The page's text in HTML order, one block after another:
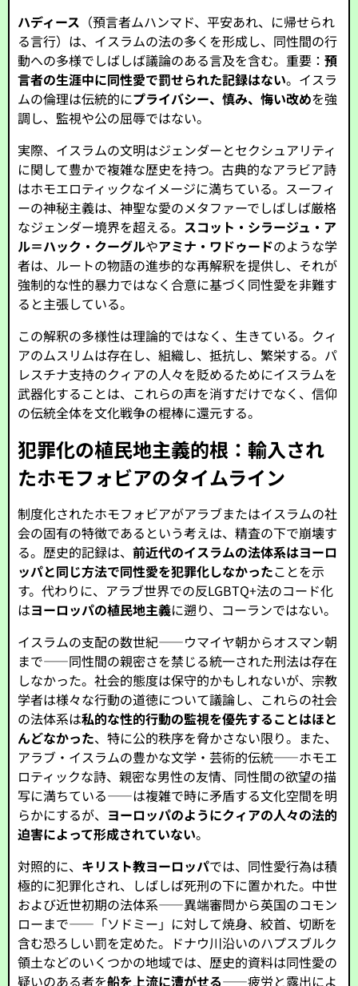
ハディース （預言者ムハンマド、平安あれ、に帰せられ
る言行）は、イスラムの法の多くを形成し、同性間の行
動への多様でしばしば議論のある言及を含む。重要：預
言者の生涯中に同性愛で罰せられた記録はない。イスラ
ムの倫理は伝統的にプライバシー、慎み、悔い改めを強
調し、監視や公の屈辱ではない。
実際、イスラムの文明はジェンダーとセクシュアリティ
に関して豊かで複雑な歴史を持つ。古典的なアラビア詩
はホモエロティックなイメージに満ちている。スーフィ
ーの神秘主義は、神聖な愛のメタファーでしばしば厳格
なジェンダー境界を超える。 スコット・シラージュ・ア
ル＝ハック・クーグルやアミナ・ワドゥードのような学
者は、ルートの物語の進歩的な再解釈を提供し、それが
強制的な性的暴力ではなく合意に基づく同性愛を非難す
ると主張している。
この解釈の多様性は理論的ではなく、生きている。クィ
アのムスリムは存在し、組織し、抵抗し、繁栄する。パ
レスチナ支持のクィアの人々を貶めるためにイスラムを
武器化することは、これらの声を消すだけでなく、信仰
の伝統全体を文化戦争の棍棒に還元する。
犯罪化の植民地主義的根：輸入され
たホモフォビアのタイムライン
制度化されたホモフォビアがアラブまたはイスラムの社
会の固有の特徴であるという考えは、精査の下で崩壊す
る。歴史的記録は、前近代のイスラムの法体系はヨーロ
ッパと同じ方法で同性愛を犯罪化しなかったことを示
す。代わりに、アラブ世界での反LGBTQ+法のコード化
はヨーロッパの植民地主義に遡り、コーランではない。
イスラムの支配の数世紀——ウマイヤ朝からオスマン朝
まで——同性間の親密さを禁じる統一された刑法は存在
しなかった。社会的態度は保守的かもしれないが、宗教
学者は様々な行動の道徳について議論し、これらの社会
の法体系は私的な性的行動の監視を優先することはほと
んどなかった、特に公的秩序を脅かさない限り。また、
アラブ・イスラムの豊かな文学・芸術的伝統——ホモエ
ロティックな詩、親密な男性の友情、同性間の欲望の描
写に満ちている——は複雑で時に矛盾する文化空間を明
らかにするが、 ヨーロッパのようにクィアの人々の法的
迫害によって形成されていない。
対照的に、 キリスト教ヨーロッパでは、同性愛行為は積
極的に犯罪化され、しばしば死刑の下に置かれた。中世
および近世初期の法体系——異端審問から英国のコモン
ローまで——「ソドミー」に対して焼身、絞首、切断を
含む恐ろしい罰を定めた。ドナウ川沿いのハプスブルク
領土などのいくつかの地域では、歴史的資料は同性愛の
疑いのある者を船を上流に漕がせる——疲労と露出によ